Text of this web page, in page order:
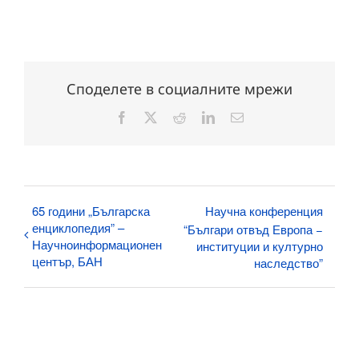
Споделете в социалните мрежи
Facebook RedditLinkedInЕлектронна
65 години „Българска
енциклопедия” –
Научноинформационен
център, БАН
Научна конференция
“Българи отвъд Европа −
институции и културно
наследство”